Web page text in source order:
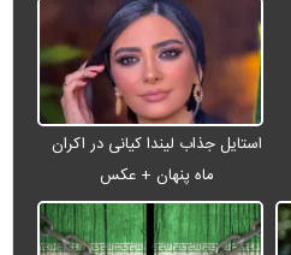
استایل جذاب لیندا کیانی در اکران
ماه پنهان + عکس